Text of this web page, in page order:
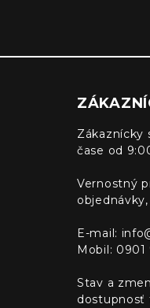
Zákaznícky
čase od
Vernostný
E-mail:
Mobil: 0901
Stav a
dostupnosť